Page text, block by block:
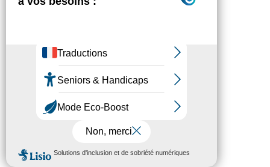
Amiens en un jour
Venir à Amiens
Visiter Amiens en 1 weekend
Les événements !
48h à Amiens
Amiens, au fil de l’eau
Sur les pas de Jules Verne